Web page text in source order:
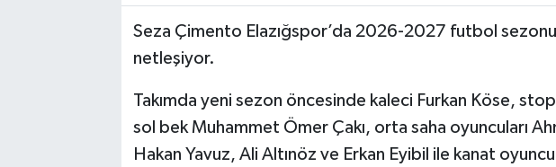
Seza Çimento Elazığspor’da 2026-2027 futbol
netleşiyor.
Takımda yeni sezon öncesinde kaleci Furkan Köse,
sol bek Muhammet Ömer Çakı, orta saha oyuncuları
Hakan Yavuz, Ali Altınöz ve Erkan Eyibil ile kanat